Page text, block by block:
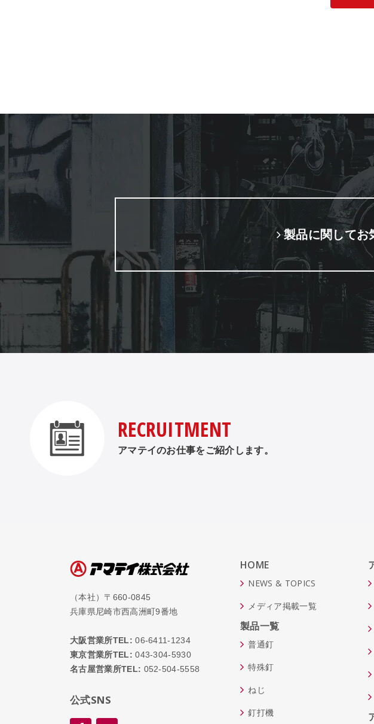
製品に関してお
RECRUITMENT
アマテイのお仕事をご紹介します。
（本社）〒660-0845
兵庫県尼崎市西高洲町9番地
大阪営業所TEL: 06-6411-1234
東京営業所TEL: 043-304-5930
名古屋営業所TEL: 052-504-5558
公式SNS
HOME
NEWS & TOPICS
メディア掲載一覧
製品一覧
普通釘
特殊釘
ねじ
釘打機